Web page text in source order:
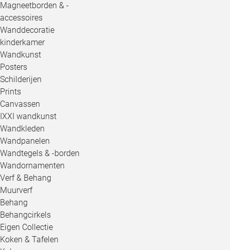
Magneetborden & -
accessoires
Wanddecoratie
kinderkamer
Wandkunst
Posters
Schilderijen
Prints
Canvassen
IXXI wandkunst
Wandkleden
Wandpanelen
Wandtegels & -borden
Wandornamenten
Verf & Behang
Muurverf
Behang
Behangcirkels
Eigen Collectie
Koken & Tafelen